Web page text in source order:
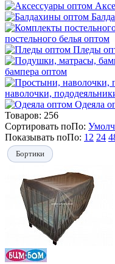
постельного белья оптом
Пледы
бампера оптом
наволочки,
Одеяла
Товаров: 256
Сортировать поПо:
Показывать поПо: 12 24
Бортики